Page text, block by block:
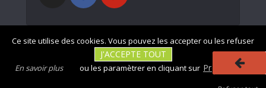
Mentions légales| Tous droits réservés - divinatix.com © 2026
Photos non
Politique des cookies
Ce site utilise des cookies. Vous pouvez les accepter ou les refuser
J'ACCEPTE TOUT
ou les paramètrer en cliquant sur Préférences
En savoir plus